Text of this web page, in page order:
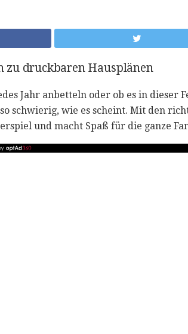
zu druckbaren Hausplänen
Jahr anbetteln oder ob es in dieser
schwierig, wie es scheint. Mit den
und macht Spaß für die ganze